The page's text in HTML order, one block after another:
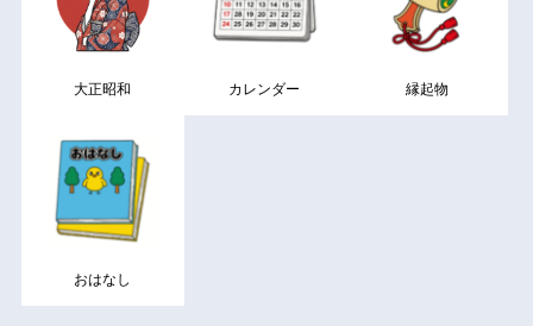
大正昭和 カレンダー 縁起物
おはなし